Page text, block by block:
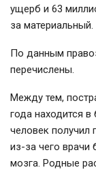
ущерб и 63
за материальный.
По данным
перечислены.
Между тем,
года находится
человек получил
из-за чего врачи
мозга. Родные